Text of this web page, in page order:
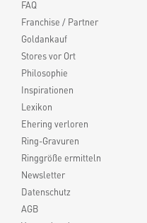
FAQ
Franchise / Partner
Goldankauf
Stores vor Ort
Philosophie
Inspirationen
Lexikon
Ehering verloren
Ring-Gravuren
Ringgröße ermitteln
Newsletter
Datenschutz
AGB